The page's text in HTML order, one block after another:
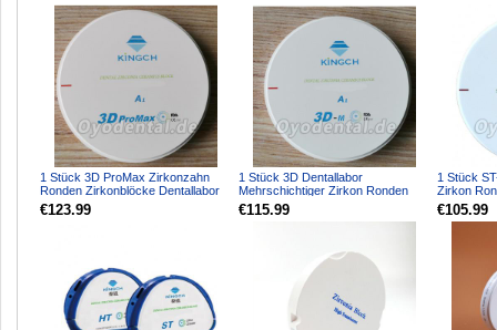
1 Stück 3D ProMax Zirkonzahn
Ronden Zirkonblöcke Dentallabor
CAD/CAM Keramikbloc...
€123.99
1 Stück 3D Dentallabor
Mehrschichtiger Zirkon Ronden
CAD/CAM-Keramikblock
€115.99
1 Stück
Zirkon
CAD/
€105.99